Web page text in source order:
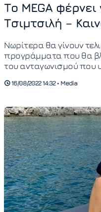
Το MEGA
Τσιμτσιλή –
Νωρίτερα θα γίνουν
προγράμματα που θα
του ανταγωνισμού που
16/08/2022 14:32 • Media